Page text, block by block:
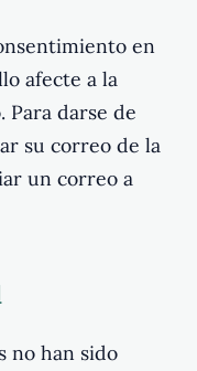
en
afecte a la
darse de
su correo de la
un correo a
no han sido